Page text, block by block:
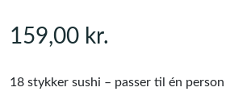
159,00 kr.
18 stykker sushi – passer til én person